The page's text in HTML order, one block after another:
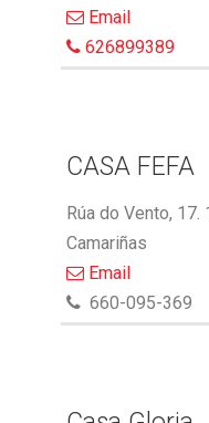
Email
626899389
CASA FEFA
Rúa do Vento,
Camariñas
Email
660-095-369